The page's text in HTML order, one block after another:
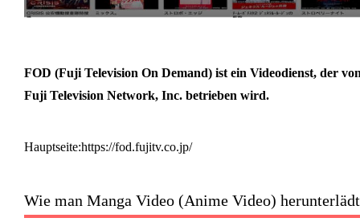
FOD (Fuji Television On Demand) ist ein Videodienst, der
Fuji Television Network, Inc. betrieben wird.
Hauptseite:https://fod.fujitv.co.jp/
Wie man Manga Video (Anime Video) herunterlädt